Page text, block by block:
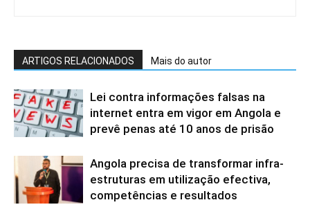
ARTIGOS RELACIONADOS Mais do autor
Lei contra informações falsas na
internet entra em vigor em Angola e
prevê penas até 10 anos de prisão
Angola precisa de transformar infra-
estruturas em utilização efectiva,
competências e resultados